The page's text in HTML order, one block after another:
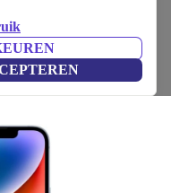
| blauw €909
€1109